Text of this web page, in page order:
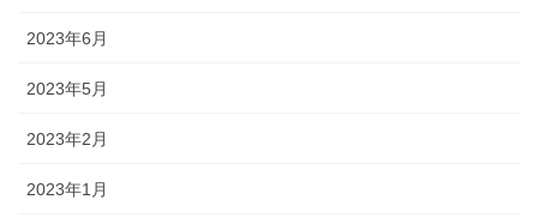
2023年6月
2023年5月
2023年2月
2023年1月